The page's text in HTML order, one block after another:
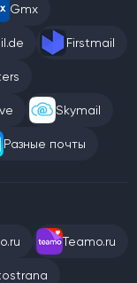
Gmx
Firstmail
Skymail
Разные почты
Teamo.ru